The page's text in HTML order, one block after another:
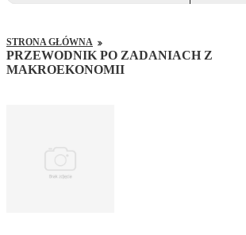
STRONA GŁÓWNA
PRZEWODNIK PO ZADANIACH Z
MAKROEKONOMII